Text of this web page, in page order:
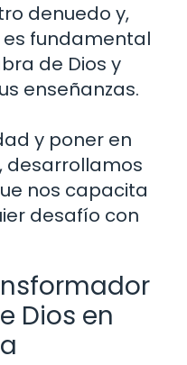
denuedo y,
es fundamental
de Dios y
enseñanzas.
y poner en
desarrollamos
nos capacita
desafío con
Dios en